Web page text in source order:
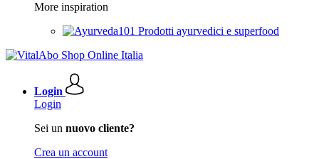
More inspiration
Prodotti ayurvedici e superfood
Login
Login
Sei un nuovo cliente?
Crea un account